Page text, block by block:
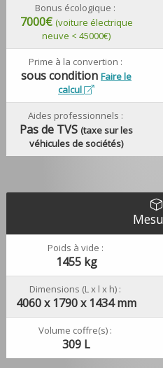
Bonus écologique :
7000€ (voiture électrique
neuve < 45000€)
Prime à la convertion :
sous conditionFaire le
calcul
Aides professionnels :
Pas de TVS (taxe sur les
véhicules de sociétés)
Poids à vide :
1455 kg
Dimensions (L x l x h) :
4060 x 1790 x 1434 mm
Volume coffre(s) :
309 L